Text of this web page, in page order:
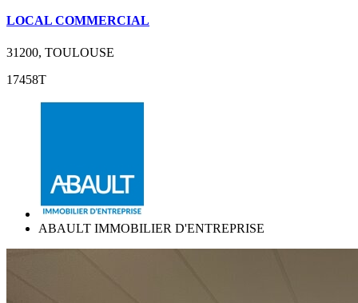
LOCAL COMMERCIAL
31200, TOULOUSE
17458T
ABAULT IMMOBILIER D'ENTREPRISE